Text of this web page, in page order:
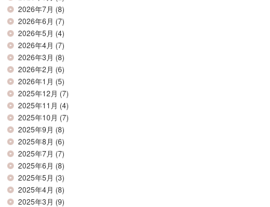
2026年7月 (8)
2026年6月 (7)
2026年5月 (4)
2026年4月 (7)
2026年3月 (8)
2026年2月 (6)
2026年1月 (5)
2025年12月 (7)
2025年11月 (4)
2025年10月 (7)
2025年9月 (8)
2025年8月 (6)
2025年7月 (7)
2025年6月 (8)
2025年5月 (3)
2025年4月 (8)
2025年3月 (9)